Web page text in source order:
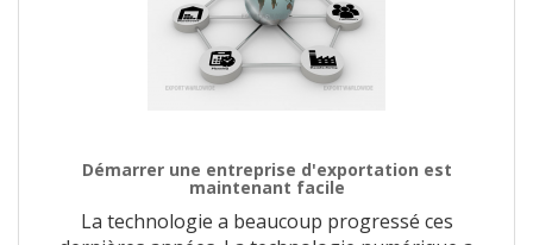
Démarrer une entreprise d'exportation est
maintenant facile
La technologie a beaucoup progressé ces